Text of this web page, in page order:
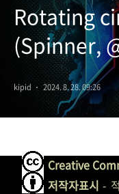
Rotating
(Spinner,
moz-
kipid 2024. 8. 28. 09:26
Creative
저작자표시 -